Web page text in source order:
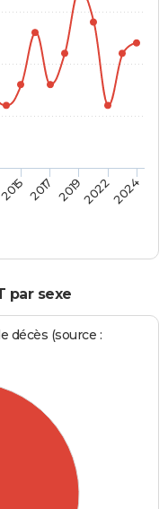
2015 2017 201920222024
par sexe
décès (source :